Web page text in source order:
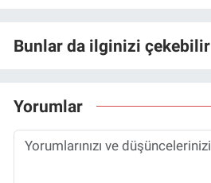
Bunlar da ilginizi çekebilir
Yorumlar